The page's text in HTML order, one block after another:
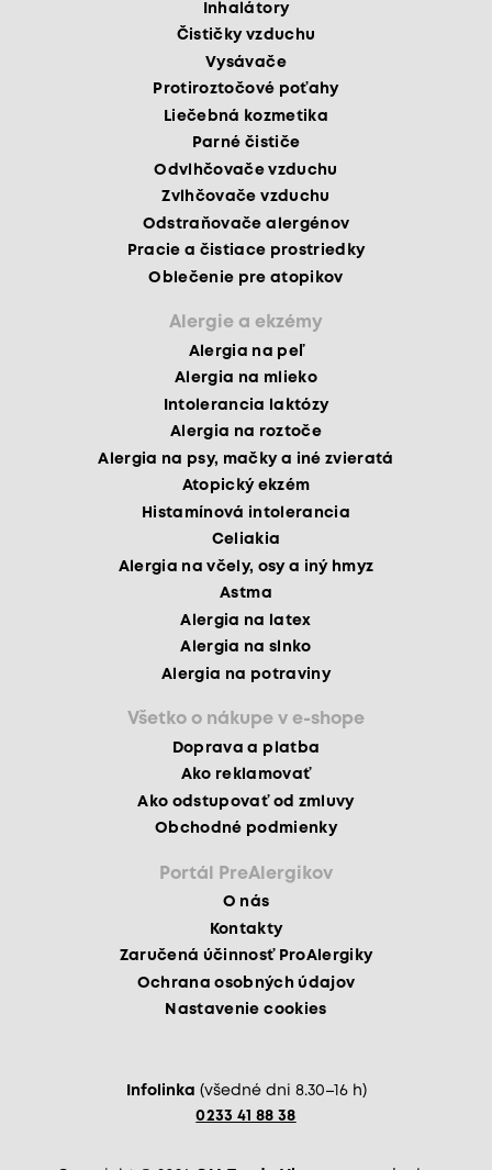
Inhalátory
Čističky vzduchu
Vysávače
Protiroztočové poťahy
Liečebná kozmetika
Parné čističe
Odvlhčovače vzduchu
Zvlhčovače vzduchu
Odstraňovače alergénov
Pracie a čistiace prostriedky
Oblečenie pre atopikov
Alergie a ekzémy
Alergia na peľ
Alergia na mlieko
Intolerancia laktózy
Alergia na roztoče
Alergia na psy, mačky a iné zvieratá
Atopický ekzém
Histamínová intolerancia
Celiakia
Alergia na včely, osy a iný hmyz
Astma
Alergia na latex
Alergia na slnko
Alergia na potraviny
Všetko o nákupe v e-shope
Doprava a platba
Ako reklamovať
Ako odstupovať od zmluvy
Obchodné podmienky
Portál PreAlergikov
O nás
Kontakty
Zaručená účinnosť ProAlergiky
Ochrana osobných údajov
Nastavenie cookies
Infolinka (všedné dni 8.30–16 h)
0233 41 88 38